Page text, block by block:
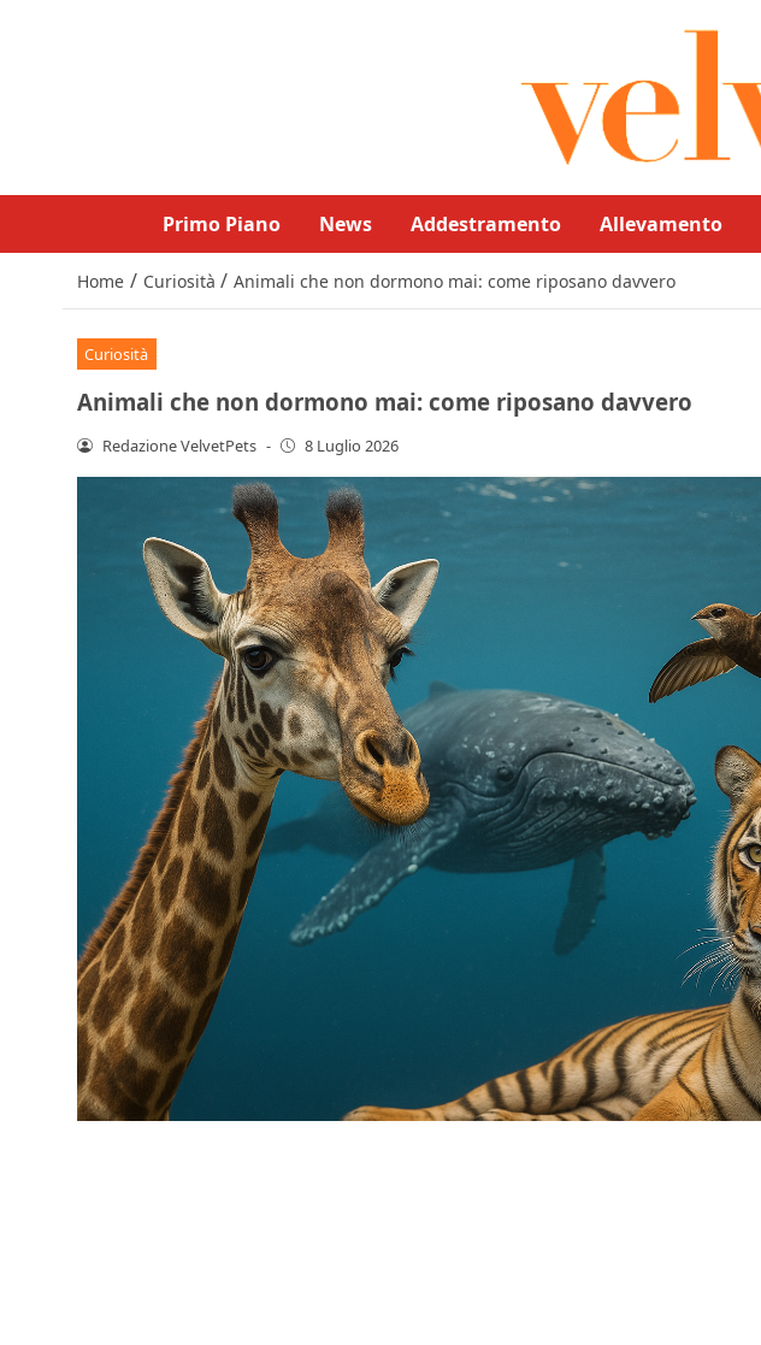
Primo Piano News Addestramento Allevamento
Home / Curiosità / Animali che non dormono mai: come riposano davvero
Curiosità
Animali che non dormono mai: come riposano davvero
Redazione VelvetPets - 8 Luglio 2026